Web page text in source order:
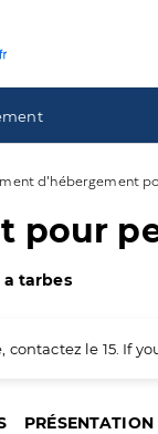
d'hébergement
pour
tarbes
contactez le 15. If
PRÉSENTATION